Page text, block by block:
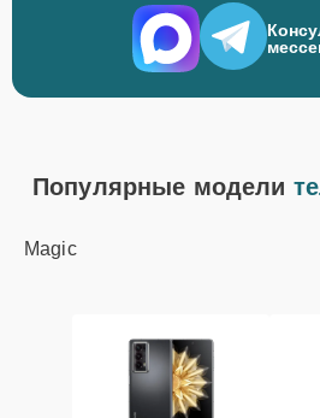
Популярные модели
Magic